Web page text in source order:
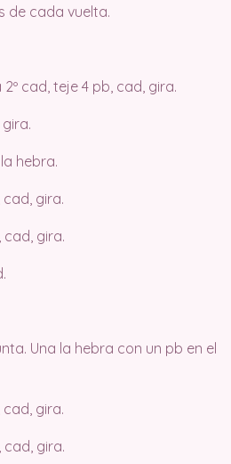
de cada vuelta.
2º cad, teje 4 pb, cad, gira.
hebra.
gira.
cad, gira.
Una la hebra con un pb en el
gira.
cad, gira.